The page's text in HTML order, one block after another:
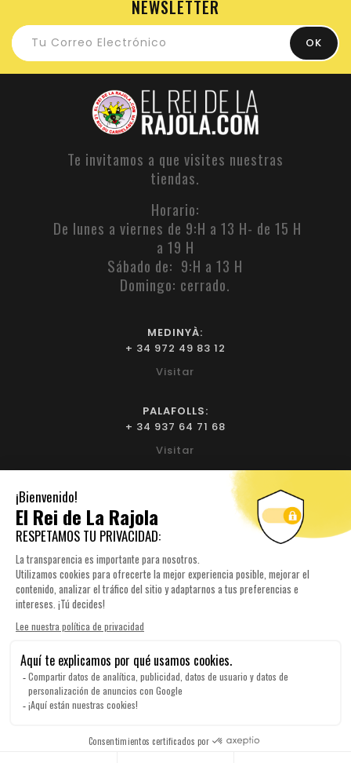
NEWSLETTER
Te invitamos a que visites nuestras
tiendas.
Horario:
De lunes a viernes de 9:H a 13 H- de 15 H
a 19 H
Sábado de: 9:H a 13 H
Domingo: cerrado.
MEDINYÀ:
+ 34 972 49 83 12
Visitar
PALAFOLLS:
+ 34 937 64 71 68
Visitar
Visitar
NUESTRA EMPRESA
INFORMACIÓN DE TIENDA
© 2026 Elreidelarajola.com